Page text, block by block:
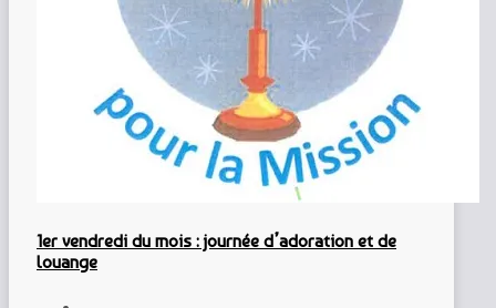
1er vendredi du mois : journée d’adoration et de
louange